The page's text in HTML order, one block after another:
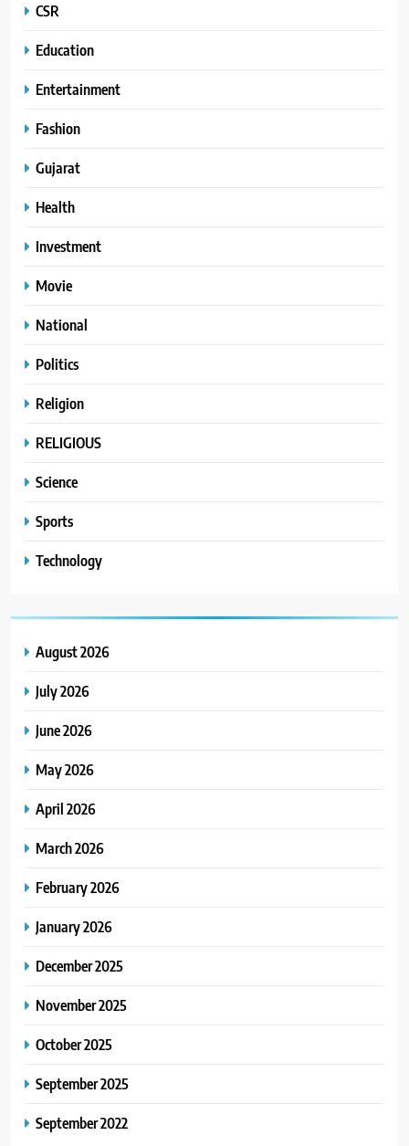
CSR
Education
Entertainment
Fashion
Gujarat
Health
Investment
Movie
National
Politics
Religion
RELIGIOUS
Science
Sports
Technology
August 2026
July 2026
June 2026
May 2026
April 2026
March 2026
February 2026
January 2026
December 2025
November 2025
October 2025
September 2025
September 2022